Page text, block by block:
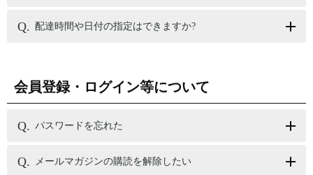
配達時間や日付の指定はできますか?
会員登録・ログイン等について
パスワードを忘れた
メールマガジンの購読を解除したい